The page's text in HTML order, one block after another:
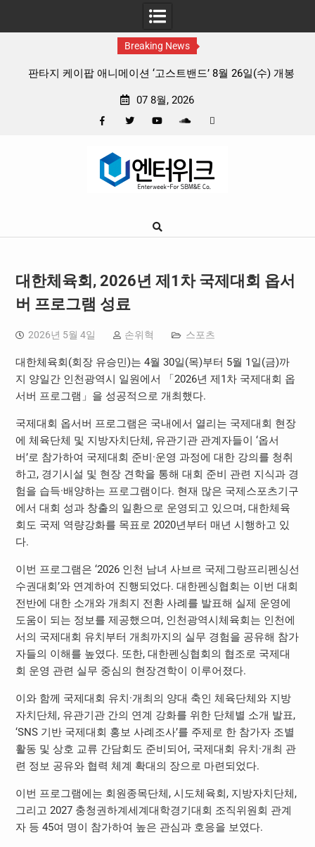
Breaking News
판타지 케이팝 애니메이션 ‘고스트밴드’ 8월 26일(수) 개봉
07 8월, 2026
Google
대한체육회, 2026년 제1차 국제대회 옵서
버 프로그램 성료
2026년 5월 4일 손위혁 스포츠
대한체육회(회장 유승민)는 4월 30일(목)부터 5월 1일(금)까
지 양일간 인천광역시 일원에서 「2026년 제1차 국제대회 옵
서버 프로그램」을 성공적으로 개최했다.
국제대회 옵서버 프로그램은 국내에서 열리는 국제대회 현장
에 체육단체 및 지방자치단체, 유관기관 관계자들이 ‘옵서
버’로 참가하여 국제대회 준비·운영 과정에 대한 강의를 청취
하고, 경기시설 및 현장 견학을 통해 대회 준비 관련 지식과 경
험을 습득·배양하는 프로그램이다. 현재 많은 국제스포츠기구
에서 대회 성과 창출의 일환으로 운영되고 있으며, 대한체육
회도 국제 역량강화를 목표로 2020년부터 매년 시행하고 있
다.
이번 프로그램은 ‘2026 인천 남녀 사브르 국제그랑프리펜싱선
수권대회’와 연계하여 진행되었다. 대한펜싱협회는 이번 대회
전반에 대한 소개와 개최지 전환 사례를 발표해 실제 운영에
도움이 되는 정보를 제공했으며, 인천광역시체육회는 인천에
서의 국제대회 유치부터 개최까지의 실무 경험을 공유해 참가
자들의 이해를 높였다. 또한, 대한펜싱협회의 협조로 국제대
회 운영 관련 실무 중심의 현장견학이 이루어졌다.
이와 함께 국제대회 유치·개최의 양대 축인 체육단체와 지방
자치단체, 유관기관 간의 연계 강화를 위한 단체별 소개 발표,
‘SNS 기반 국제대회 홍보 사례조사’를 주제로 한 참가자 조별
활동 및 상호 교류 간담회도 준비되어, 국제대회 유치·개최 관
련 정보 공유와 협력 체계 확대의 장으로 마련되었다.
이번 프로그램에는 회원종목단체, 시도체육회, 지방자치단체,
그리고 2027 충청권하계세계대학경기대회 조직위원회 관계
자 등 45여 명이 참가하여 높은 관심과 호응을 보였다.